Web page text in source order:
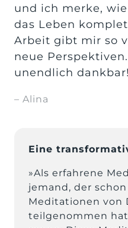
und ich merke,
das Leben
Arbeit gibt mir so
neue
unendlich
– Alina
Eine
»Als erfahrene
jemand, der
Meditationen von
teilgenommen